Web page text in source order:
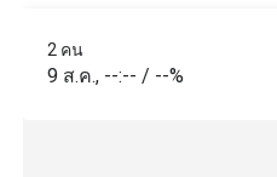
R
R*****d
2 คน
9 ส.ค., --:-- / --%